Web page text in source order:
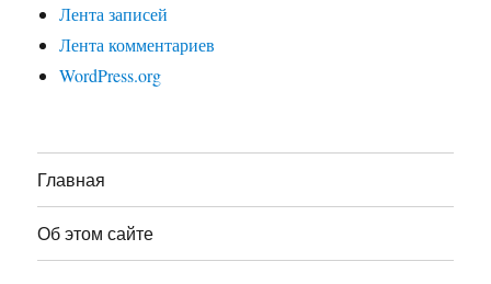
Лента записей
Лента комментариев
WordPress.org
Главная
Об этом сайте